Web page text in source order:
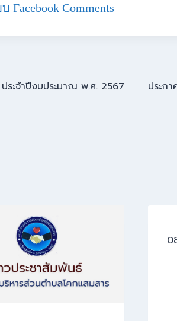
Comments
ระจำปีงบประมาณ พ.ศ. 2567
ประก